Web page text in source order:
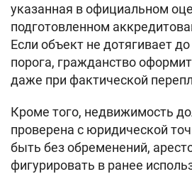
указанная в официальном
подготовленном
Если объект не дотягивает
порога, гражданство
даже при фактической
Кроме того, недвижимость
проверена с юридической
быть без обременений,
фигурировать в ранее